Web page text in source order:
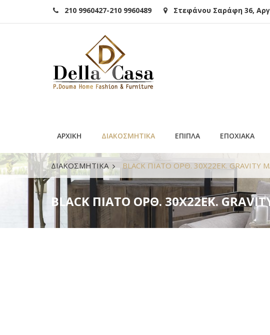
210 9960427-210 9960489 Στεφάνου Σαράφη 36,
ΑΡΧΙΚΗ ΔΙΑΚΟΣΜΗΤΙΚΑ ΕΠΙΠΛΑ ΕΠΟΧΙΑΚΑ
ΔΙΑΚΟΣΜΗΤΙΚΑ BLACK ΠΙΑΤΟ ΟΡΘ. 30Χ22ΕΚ. GRAVITY
BLACK ΠΙΑΤΟ ΟΡΘ. 30Χ22ΕΚ.